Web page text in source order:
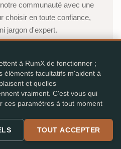
communauté avec une
choisir en toute confiance,
jargon d'expert.
→
310 000+
à RumX de fonctionner ;
éléments facultatifs m'aident à
et quelles
vraiment. C'est vous qui
ces paramètres à tout moment
TOUT ACCEPTER